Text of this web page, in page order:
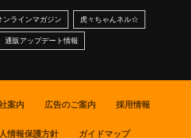
ンラインマガジン 虎々ちゃんネル☆
通販アップデート情報
案内 広告のご案内 採用情報
情報保護方針 ガイドマップ